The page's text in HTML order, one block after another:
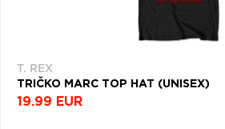
T. REX
TRIČKO MARC TOP HAT (UNISEX)
19.99 EUR